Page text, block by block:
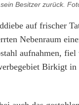
Besitzer zurück.
auf frischer
Nebenraum
aufnahmen, fiel
Birkigt